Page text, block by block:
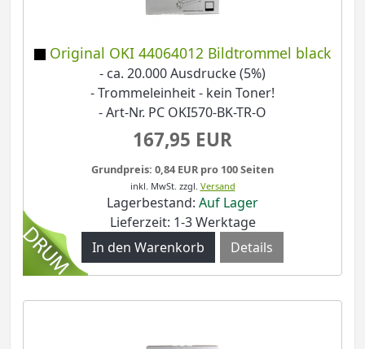
Original OKI 44064012 Bildtrommel black
- ca. 20.000 Ausdrucke (5%)
- Trommeleinheit - kein Toner!
- Art-Nr. PC OKI570-BK-TR-O
167,95 EUR
Grundpreis: 0,84 EUR pro 100 Seiten
inkl. MwSt. zzgl. Versand
Lagerbestand: Auf Lager
Lieferzeit: 1-3 Werktage
Details